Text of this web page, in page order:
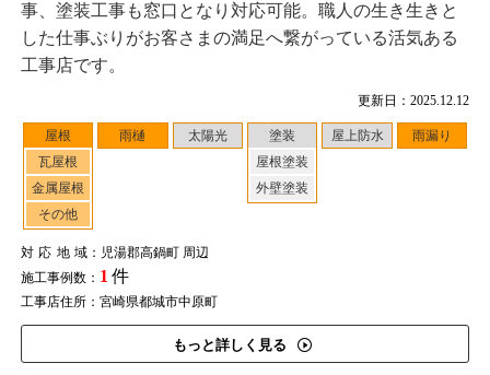
更新日：2025.12.12
屋根
瓦屋根
金属屋根
その他
雨樋 太陽光
塗装
屋根塗装
外壁塗装
屋上防水 雨漏り
対応地域：児湯郡高鍋町 周辺
施工事例数： 1 件
工事店住所：宮崎県都城市中原町
もっと詳しく見る
事、塗装工事も窓口となり対応可能。職人の生き生きと
した仕事ぶりがお客さまの満足へ繋がっている活気ある
工事店です。